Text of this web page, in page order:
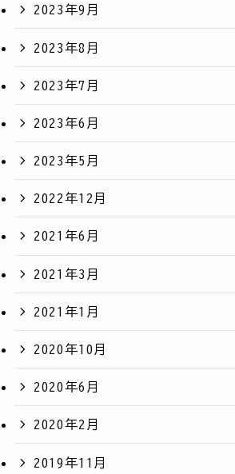
2023年9月
2023年8月
2023年7月
2023年6月
2023年5月
2022年12月
2021年6月
2021年3月
2021年1月
2020年10月
2020年6月
2020年2月
2019年11月